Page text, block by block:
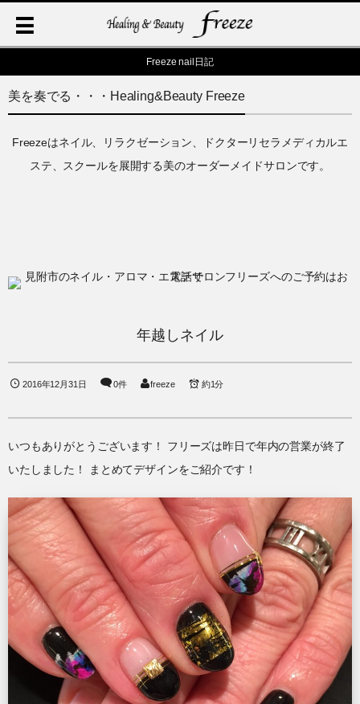
Freeze nail日記
美を奏でる・・・Healing&Beauty Freeze
Freezeはネイル、リラクゼーション、ドクターリセラメディカルエ
ステ、スクールを展開する美のオーダーメイドサロンです。
年越しネイル
2016年12月31日 0件 freeze 約1分
いつもありがとうございます！ フリーズは昨日で年内の営業が終了
いたしました！ まとめてデザインをご紹介です！